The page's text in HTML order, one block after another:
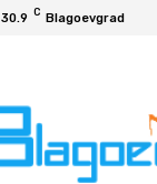
30.9 C Blagoevgrad